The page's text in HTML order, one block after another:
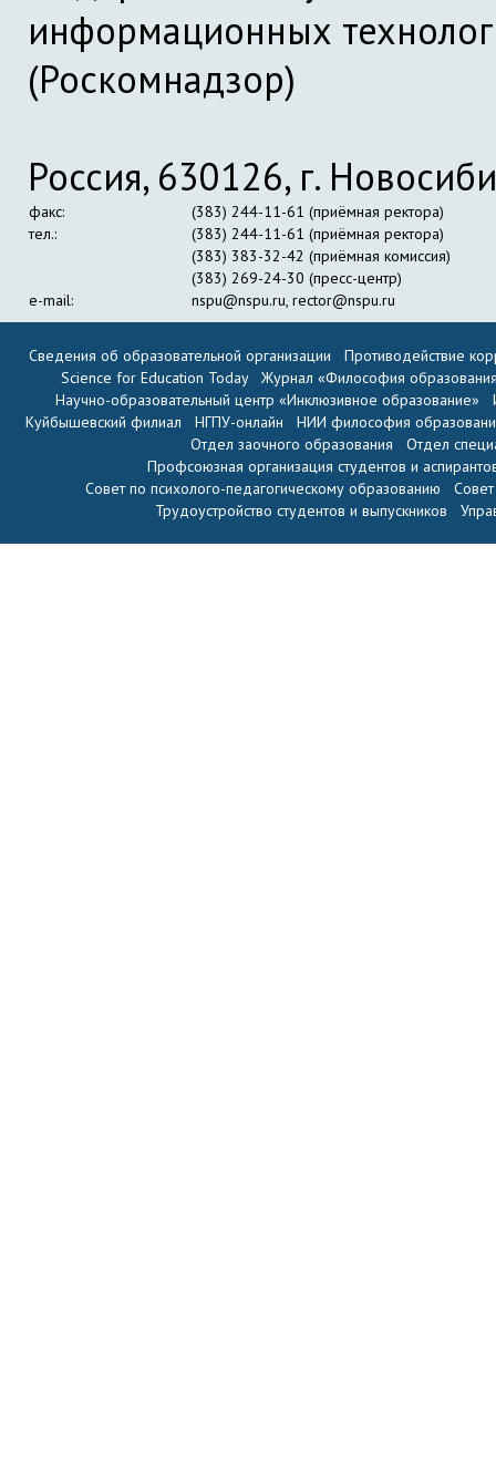
информационных
(Роскомнадзор)
Россия, 630126, г.
факс:
(383) 244-11-61 (приёмная ректора)
тел.:
(383) 244-11-61 (приёмная ректора)
(383) 383-32-42 (приёмная комиссия)
(383) 269-24-30 (пресс-центр)
e-mail:
nspu@nspu.ru, rector@nspu.ru
Сведения об образовательной организации
Противодействие
Science for Education Today
Журнал «Философия
Научно-образовательный центр «Инклюзивное образование»
Куйбышевский филиал
НГПУ-онлайн
НИИ философия
Отдел заочного образования
Отдел
Профсоюзная организация студентов и
Совет по психолого-педагогическому образованию
Трудоустройство студентов и выпускников